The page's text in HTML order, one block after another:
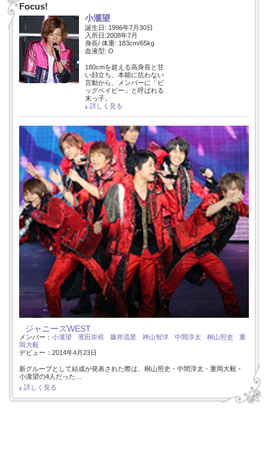
Focus!
小瀧望
誕生日: 1996年7月30日
入所日:2008年7月
身長/ 体重: 183cm/65kg
血液型: O
180cmを超える高身長と甘
い顔立ち、本能に抗わない
言動から、メンバーに「ビ
ッグベイビー」と呼ばれる
末っ子。
詳しく見る
ジャニーズWEST
メンバー： 小瀧望 濱田崇裕 藤井流星 神山智洋 中間淳太 桐山照史
重
岡大毅
デビュー：2014年4月23日
新グループとして結成が発表された際は、桐山照史・中間淳太・重岡大毅・
小瀧望の4人だった…
詳しく見る